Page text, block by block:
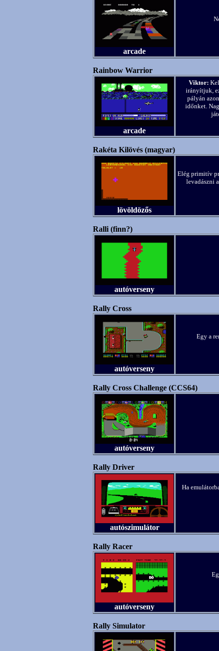
arcade
Rainbow Warrior
arcade
Viktor:
irányítjuk,
pályán
időnket.
Rakéta Kilövés (magyar)
lövöldözős
Elég primitív
levadászni
Ralli (finn?)
autóverseny
Rally Cross
autóverseny
Egy a
Rally Cross Challenge (CCS64)
autóverseny
Rally Driver
autószimulátor
Ha
Rally Racer
autóverseny
Rally Simulator